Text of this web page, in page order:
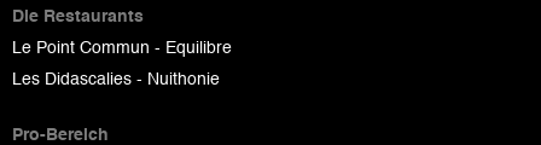
Die Restaurants
Le Point Commun - Equilibre
Les Didascalies - Nuithonie
Pro-Bereich